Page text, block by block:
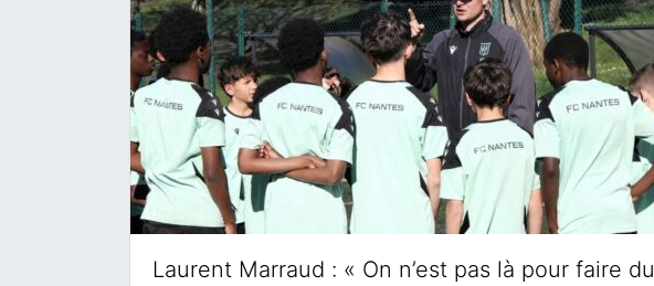
Laurent Marraud : « On n’est pas là pour faire du